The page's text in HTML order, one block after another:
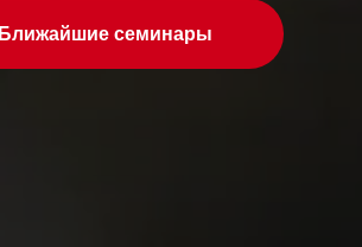
Ближайшие семинары